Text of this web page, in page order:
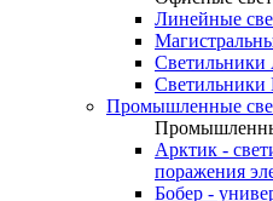
Линейные
Светильники
Светильники
Промышленные
Арктик -
поражения
Бобер -